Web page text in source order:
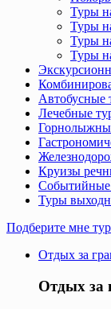
Туры
Туры
Туры
Туры
Автобусные
Лечебные
Круизы
Туры
Подберите мне тур
Отдых за
Отдых за